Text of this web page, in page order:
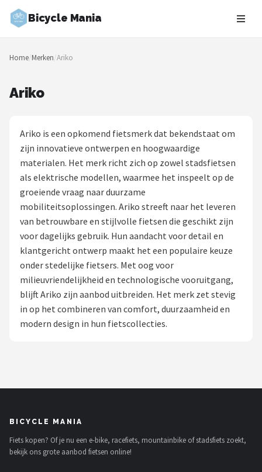
Bicycle Mania
Zoeken
NAVIGATIE
Blog
Fietsroutes
Kinderfietsen
Stadsfietsen
Elektrische fietsen
Mountainbikes
Shop
AXA
Home/Merken/Ariko
Ariko
Ariko is een opkomend fietsmerk dat bekendstaat om
zijn innovatieve ontwerpen en hoogwaardige
materialen. Het merk richt zich op zowel stadsfietsen
als elektrische modellen, waarmee het inspeelt op de
groeiende vraag naar duurzame
mobiliteitsoplossingen. Ariko streeft naar het leveren
van betrouwbare en stijlvolle fietsen die geschikt zijn
voor dagelijks gebruik. Hun aandacht voor detail en
klantgericht ontwerp maakt het een populaire keuze
onder stedelijke fietsers. Met oog voor
milieuvriendelijkheid en technologische vooruitgang,
blijft Ariko zijn aanbod uitbreiden. Het merk zet stevig
in op het combineren van comfort, duurzaamheid en
modern design in hun fietscollecties.
BICYCLE MANIA
Fiets kopen? Of je nu een e-bike, racefiets, mountainbike of stadsfiets zoekt,
bekijk ons grote aanbod fietsen online!